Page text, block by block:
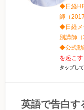
◆日経
師（
◆日経メ
別講師（
◆公式動
を起こす
タップし
英語で告白す